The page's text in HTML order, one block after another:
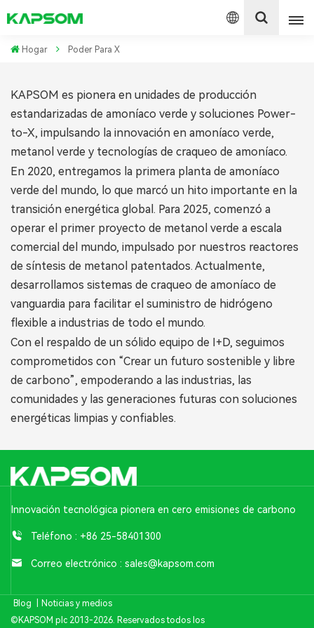
Español
Polski
Hogar Poder Para X
KAPSOM es pionera en unidades de producción
estandarizadas de amoníaco verde y soluciones Power-
to-X, impulsando la innovación en amoníaco verde,
metanol verde y tecnologías de craqueo de amoníaco.
En 2020, entregamos la primera planta de amoníaco
verde del mundo, lo que marcó un hito importante en la
transición energética global. Para 2025, comenzó a
operar el primer proyecto de metanol verde a escala
comercial del mundo, impulsado por nuestros reactores
de síntesis de metanol patentados. Actualmente,
desarrollamos sistemas de craqueo de amoníaco de
vanguardia para facilitar el suministro de hidrógeno
flexible a industrias de todo el mundo.
Con el respaldo de un sólido equipo de I+D, seguimos
comprometidos con “Crear un futuro sostenible y libre
de carbono”, empoderando a las industrias, las
comunidades y las generaciones futuras con soluciones
energéticas limpias y confiables.
Innovación tecnológica pionera en cero emisiones de carbono
Teléfono : +86 25-58401300
Correo electrónico : sales@kapsom.com
Blog
Noticias y medios
©KAPSOM plc 2013-2026. Reservados todos los